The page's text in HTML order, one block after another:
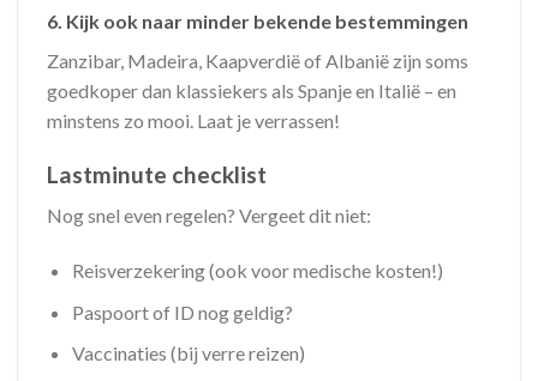
6. Kijk ook naar minder bekende bestemmingen
Zanzibar, Madeira, Kaapverdië of Albanië zijn soms
goedkoper dan klassiekers als Spanje en Italië – en
minstens zo mooi. Laat je verrassen!
Lastminute checklist
Nog snel even regelen? Vergeet dit niet:
Reisverzekering (ook voor medische kosten!)
Paspoort of ID nog geldig?
Vaccinaties (bij verre reizen)